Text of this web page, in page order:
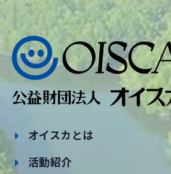
オイスカとは
活動紹介